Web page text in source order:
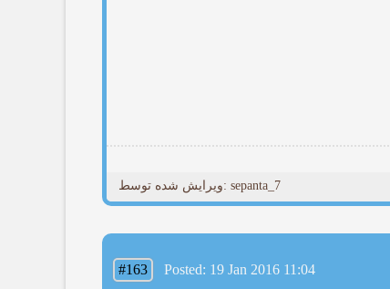
ویرایش شده توسط: sepanta_7
#163 Posted: 19 Jan 2016 11:04